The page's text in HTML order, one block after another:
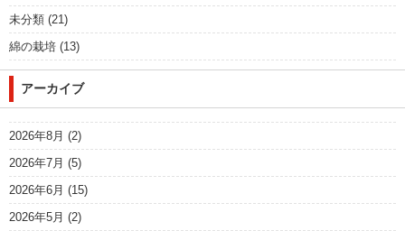
未分類 (21)
綿の栽培 (13)
アーカイブ
2026年8月 (2)
2026年7月 (5)
2026年6月 (15)
2026年5月 (2)